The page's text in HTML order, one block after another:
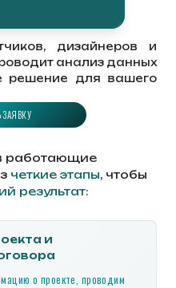
дизайнеров и
анализ данных
решение для вашего
ЗАЯВКУ
работающие
четкие этапы, чтобы
результат:
и
о проекте, проводим